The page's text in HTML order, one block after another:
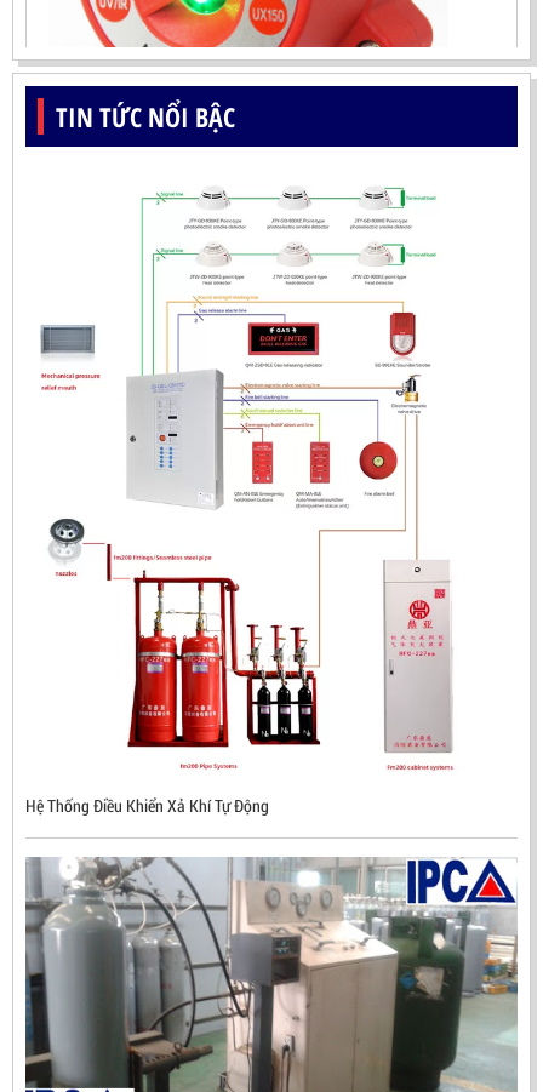
ĐẦU BÁO LỬA UV-IR CHỐNG NỔ-UX150 KOREA
LIÊN HỆ
Mã sản phẩm: UX150
ĐẦU BÁO LỬA CHỐNG NỔ CHỐNG NƯỚC UV/IR- UX300
NHẬP KHẨU HÀN QUỐC
LIÊN HỆ
Mã sản phẩm: UX300
TIN TỨC NỔI BẬC
Hệ Thống Điều Khiển Xả Khí Tự Động